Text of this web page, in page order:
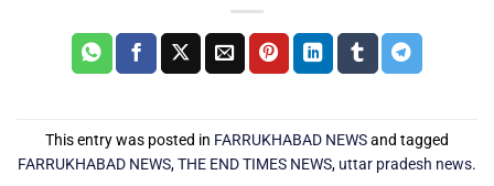
This entry was posted in FARRUKHABAD NEWSand tagged
FARRUKHABAD NEWS,THE END TIMES NEWS, uttar pradesh news.